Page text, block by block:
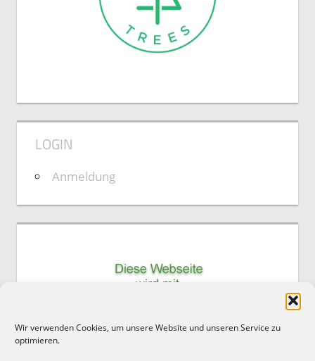
Wir verwenden Cookies, um unsere Website und unseren Service zu
optimieren.
LOGIN
Anmeldung